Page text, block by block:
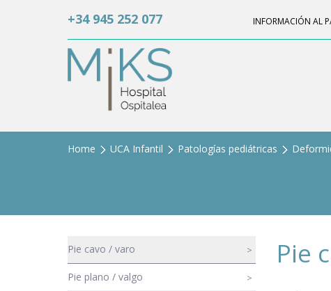
+34 945 252 077 INFORMACIÓN AL
Home UCA Infantil Patologías pediátricas
Pie cavo / varo
Pie plano / valgo
Pie